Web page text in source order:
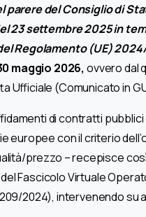
del Consiglio di
23 settembre 2025 in
Regolamento (UE)
maggio 2026, ovvero dal
Ufficiale (Comunicato in
di contratti
europee con il criterio
prezzo – recepisce
Fascicolo Virtuale
2024), intervenendo su